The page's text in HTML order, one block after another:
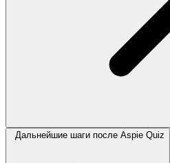
Дальнейшие шаги после Aspie Quiz